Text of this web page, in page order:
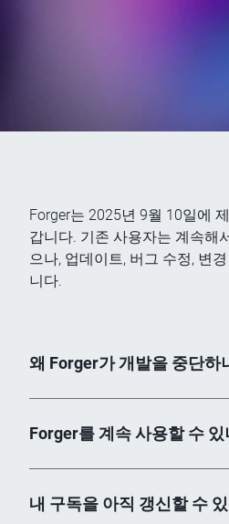
Forger는 2025년 9월 10일에
갑니다. 기존 사용자는 계속해
으나, 업데이트, 버그 수정, 변
니다.
왜 Forger가 개발을 중단하
Forger를 계속 사용할 수 있
내 구독을 아직 갱신할 수